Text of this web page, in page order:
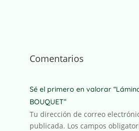
Comentarios
Sé el primero en valorar
BOUQUET”
Tu dirección de correo
publicada. Los campos